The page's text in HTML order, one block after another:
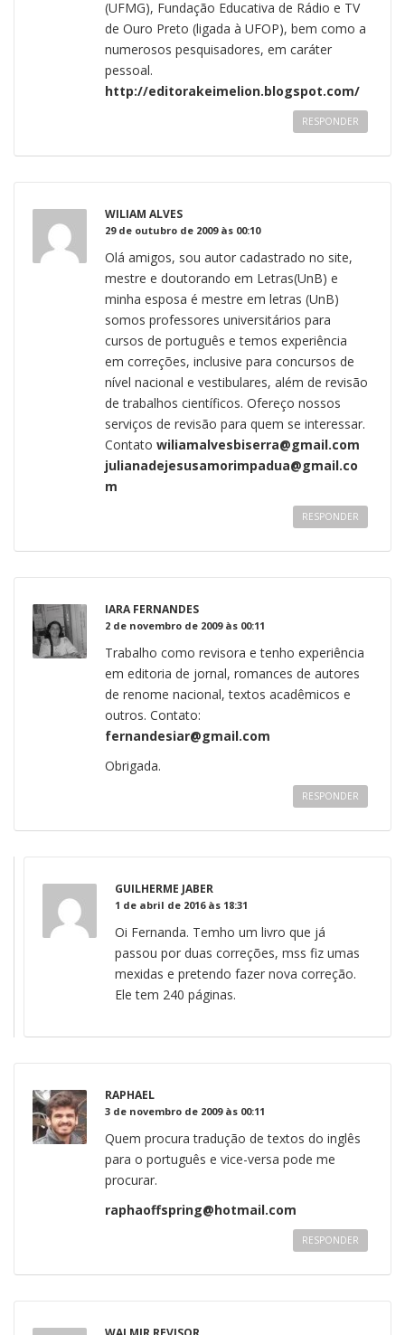
(UFMG), Fundação Educativa de Rádio e TV
de Ouro Preto (ligada à UFOP), bem como a
numerosos pesquisadores, em caráter
pessoal.
http://editorakeimelion.blogspot.com/
RESPONDER
WILIAM ALVES
29 de outubro de 2009 às 00:10
Olá amigos, sou autor cadastrado no site,
mestre e doutorando em Letras(UnB) e
minha esposa é mestre em letras (UnB)
somos professores universitários para
cursos de português e temos experiência
em correções, inclusive para concursos de
nível nacional e vestibulares, além de revisão
de trabalhos científicos. Ofereço nossos
serviços de revisão para quem se interessar.
Contato wiliamalvesbiserra@gmail.com
julianadejesusamorimpadua@gmail.co
m
RESPONDER
IARA FERNANDES
2 de novembro de 2009 às 00:11
Trabalho como revisora e tenho experiência
em editoria de jornal, romances de autores
de renome nacional, textos acadêmicos e
outros. Contato:
fernandesiar@gmail.com
Obrigada.
RESPONDER
GUILHERME JABER
1 de abril de 2016 às 18:31
Oi Fernanda. Temho um livro que já
passou por duas correções, mss fiz umas
mexidas e pretendo fazer nova correção.
Ele tem 240 páginas.
RAPHAEL
3 de novembro de 2009 às 00:11
Quem procura tradução de textos do inglês
para o português e vice-versa pode me
procurar.
raphaoffspring@hotmail.com
RESPONDER